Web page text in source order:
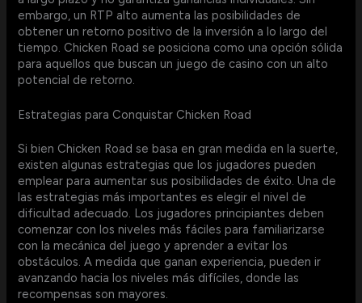
embargo, un RTP alto aumenta las posibilidades de
obtener un retorno positivo de la inversión a lo largo del
tiempo. Chicken Road se posiciona como una opción sólida
para aquellos que buscan un juego de casino con un alto
potencial de retorno.
Estrategias para Conquistar Chicken Road
Si bien Chicken Road se basa en gran medida en la suerte,
existen algunas estrategias que los jugadores pueden
emplear para aumentar sus posibilidades de éxito. Una de
las estrategias más importantes es elegir el nivel de
dificultad adecuado. Los jugadores principiantes deben
comenzar con los niveles más fáciles para familiarizarse
con la mecánica del juego y aprender a evitar los
obstáculos. A medida que ganan experiencia, pueden ir
avanzando hacia los niveles más difíciles, donde las
recompensas son mayores.